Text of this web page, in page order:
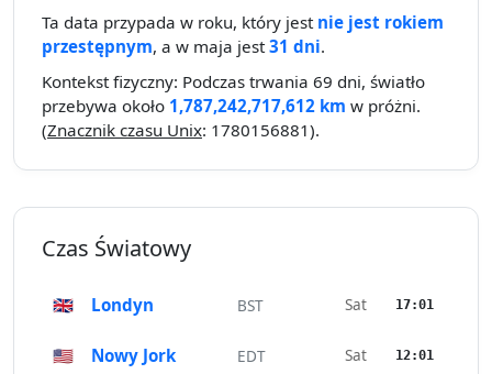
Ta data przypada w roku, który jest nie jest rokiem
przestępnym, a w maja jest31 dni.
Kontekst fizyczny: Podczas trwania 69 dni, światło
przebywa około 1,787,242,717,612 km w próżni.
(Znacznik czasu Unix: 1780156881).
Czas Światowy
🇬🇧 Londyn BST Sat 17:01
🇺🇸 Nowy Jork EDT Sat 12:01